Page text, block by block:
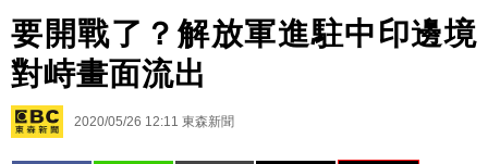
要開戰了？解放軍進駐中印邊境
對峙畫面流出
2020/05/26 12:11 東森新聞